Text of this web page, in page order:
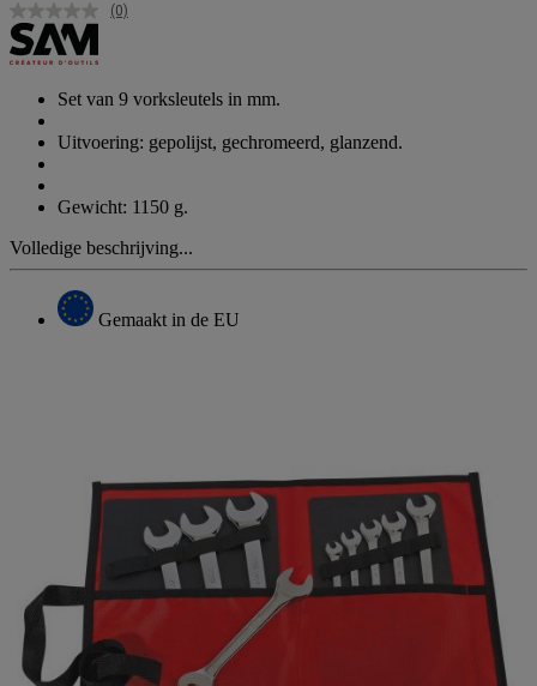
Geen
(0)
Set van 9 vorksleutels in mm.
Uitvoering: gepolijst, gechromeerd, glanzend.
Gewicht: 1150 g.
Volledige beschrijving...
Gemaakt in de EU